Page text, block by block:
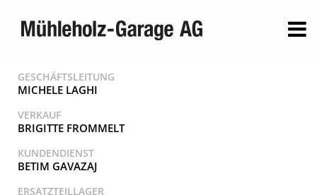
GESCHÄFTSLEITUNG
MICHELE LAGHI
VERKAUF
BRIGITTE FROMMELT
KUNDENDIENST
BETIM GAVAZAJ
ERSATZTEILLAGER